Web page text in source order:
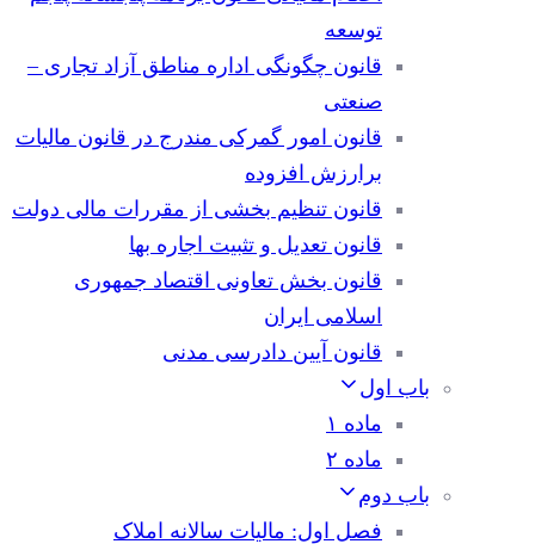
توسعه
قانون چگونگی اداره مناطق آزاد تجاری –
صنعتی
قانون امور گمرکی مندرج در قانون مالیات
برارزش افزوده
قانون تنظیم بخشی از مقررات مالی دولت
قانون تعدیل و تثبیت اجاره بها
قانون بخش تعاونی اقتصاد جمهوری
اسلامی ایران
قانون آیین دادرسی مدنی
باب اول
ماده ۱
ماده ۲
باب دوم
فصل اول: مالیات سالانه املاک